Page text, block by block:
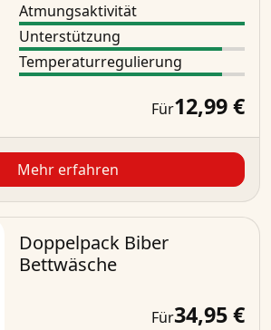
Atmungsaktivität
Unterstützung
Temperaturregulierung
Für12,99 €
Mehr erfahren
Doppelpack Biber
Bettwäsche
Für34,95 €